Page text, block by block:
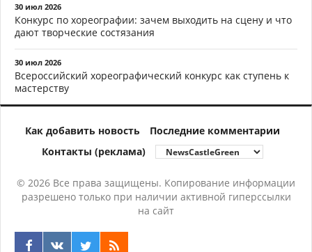
30 июл 2026
Конкурс по хореографии: зачем выходить на сцену и что
дают творческие состязания
30 июл 2026
Всероссийский хореографический конкурс как ступень к
мастерству
Как добавить новость
Последние комментарии
Контакты (реклама)
© 2026 Все права защищены. Копирование информации
разрешено только при наличии активной гиперссылки
на сайт